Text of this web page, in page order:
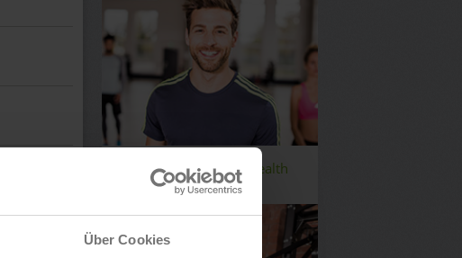
Über Cookies
Bachelor Fitness and Health
Management